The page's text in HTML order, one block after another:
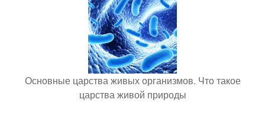
Основные царства живых организмов. Что такое
царства живой природы